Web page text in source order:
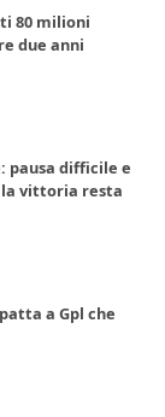
80 milioni
due anni
pausa difficile e
la vittoria resta
a Gpl che